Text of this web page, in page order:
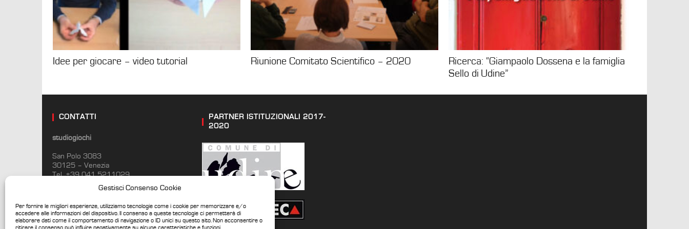
Gestisci Consenso Cookie
Per fornire le migliori esperienze, utilizziamo tecnologie come i cookie per memorizzare e/o
accedere alle informazioni del dispositivo. Il consenso a queste tecnologie ci permetterà di
elaborare dati come il comportamento di navigazione o ID unici su questo sito. Non acconsentire o
Idee per giocare – video tutorial Riunione Comitato Scientifico – 2020
Ricerca: “Giampaolo Dossena e la famiglia
Sello di Udine”
CONTATTI
studiogiochi
San Polo 3083
30125 – Venezia
Tel. +39 041 5211029
info@studiogiochi.com
www.studiogiochi.com
PARTNER ISTITUZIONALI 2017-
2020